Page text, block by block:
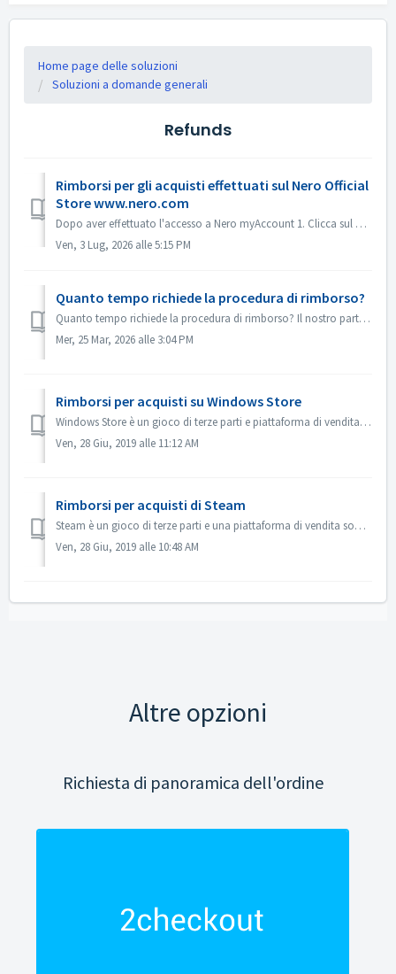
Home page delle soluzioni
Soluzioni a domande generali
Refunds
Rimborsi per gli acquisti effettuati sul Nero Official
Store www.nero.com
Dopo aver effettuato l'accesso a Nero myAccount 1. Clicca sul numero di riferimento.2. Nella barra laterale sinistra, clicca sul pulsante “Richiedi rimb...
Ven, 3 Lug, 2026 alle 5:15 PM
Quanto tempo richiede la procedura di rimborso?
Quanto tempo richiede la procedura di rimborso? Il nostro partner di pagamento, 2Checkout (Verifone), verificherà se hai diritto al rimborso e lo elaborerà...
Mer, 25 Mar, 2026 alle 3:04 PM
Rimborsi per acquisti su Windows Store
Windows Store è un gioco di terze parti e piattaforma di vendita di software della società Microsoft. Le loro condizioni di vendita non consentono rimborsi....
Ven, 28 Giu, 2019 alle 11:12 AM
Rimborsi per acquisti di Steam
Steam è un gioco di terze parti e una piattaforma di vendita software di Valve. Normalmente è possibile ottenere un rimborso per qualsiasi prodotto digitale...
Ven, 28 Giu, 2019 alle 10:48 AM
Altre opzioni
Richiesta di panoramica dell'ordine